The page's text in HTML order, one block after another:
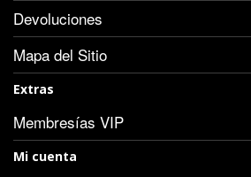
Devoluciones
Mapa del Sitio
Extras
Membresías VIP
Mi cuenta